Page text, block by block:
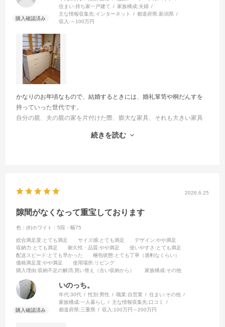
住まい:持ち家一戸建て 家族構成:夫婦
主な情報収集先:インターネット 都道府県:新潟県
収入: ～100万円
かなりのお年頃なもので、結婚するときには、婚礼箪笥や桐だんすを
持っていった世代です。
自分の親、夫の親の家を片付けた際、膨大な家具、それも大きい家具
自分の終活として、重い家具は、手放してきましたが、まだ整理箪笥
ビューを書くことで得られるクーポンを使って、3つ目を買います。
長いこと、どうしようかなあと迷い、3年間ほど経っていますが、思っ
受け付けメール、発送済みメールなど適宜来て、佐川さんも時刻の再
設定も出来て、快適でした。
なんと、注文から、１日半で手元にきました。
続きを読む
2026.6.25
隙間がなくなって重宝しております
色：(8)ホワイト：5段・幅75
総合満足度:とても満足 サイズ感:とても満足 デザイン:やや満足
収納力:とても満足 耐久性・品質:やや満足 使いやすさ :とても満足
配送スピード:とても早かった 梱包状態:とても丁寧（過剰なくらい）
価格満足度:やや満足 使用場所:リビング
購入理由:収納不足の解消,買い替え（古い収納から） 家族構成:その他
いのっち。
年代:30代 性別:男性 職業:自営業 住まい:その他
家族構成:一人暮らし 主な情報収集先:口コミ
都道府県:三重県 収入:100万円～200万円